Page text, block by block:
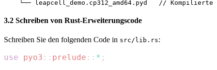
3.2 Schreiben von Rust-Erweiterungscode
Schreiben Sie den folgenden Code in src/lib.rs:
use pyo3 :: prelude :: * ;